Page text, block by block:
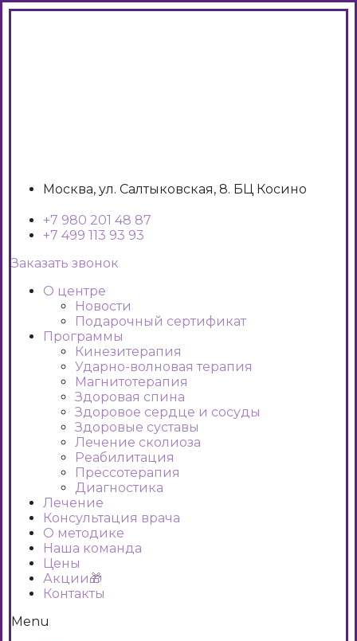
Москва, ул. Салтыковская, 8. БЦ Косино
+7 980 201 48 87
+7 499 113 93 93
Заказать звонок
О центре
Новости
Подарочный сертификат
Программы
Кинезитерапия
Ударно-волновая терапия
Магнитотерапия
Здоровая спина
Здоровое сердце и сосуды
Здоровые суставы
Лечение сколиоза
Реабилитация
Прессотерапия
Диагностика
Лечение
Консультация врача
О методике
Наша команда
Цены
Акции🎁
Контакты
Menu